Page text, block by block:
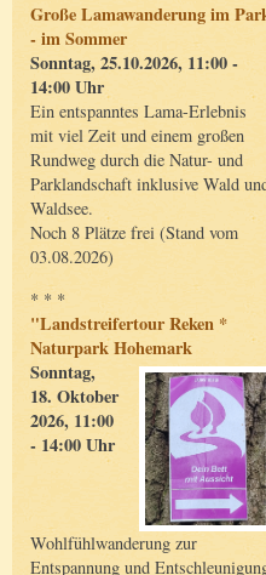
Große Lamawanderung im
- im Sommer
Sonntag, 25.10.2026, 11:00 -
14:00 Uhr
Ein entspanntes Lama-Erlebnis
mit viel Zeit und einem großen
Rundweg durch die Natur- und
Parklandschaft inklusive Wald
Waldsee.
Noch 8 Plätze frei (Stand vom
03.08.2026)
* * *
"Landstreifertour Reken *
Naturpark Hohemark
Sonntag,
18. Oktober
2026, 11:00
- 14:00 Uhr
Wohlfühlwanderung zur
Entspannung und